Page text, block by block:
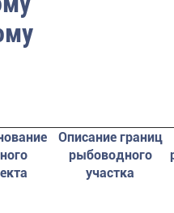
Описание границ
рыбоводного
участка